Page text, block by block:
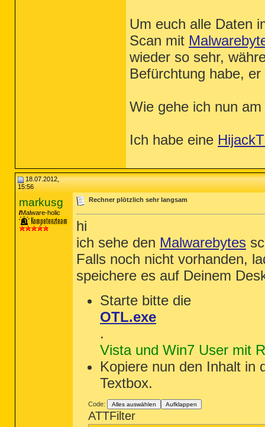
Um euch alle Daten
Scan mit
wieder so sehr,
Befürchtung habe,
Wie gehe ich nun
Ich habe eine
18.07.2012,
15:56
markusg
Malware-holic
Rechner plötzlich sehr langsam
hi
ich sehe den Malwarebytes
Falls noch nicht vorhanden,
speichere es auf Deinem
Starte bitte die
OTL.exe
.
Vista und Win7 User mit
Kopiere nun den Inhalt in
Textbox.
Code: Alles auswählen Aufklappen
ATTFilter